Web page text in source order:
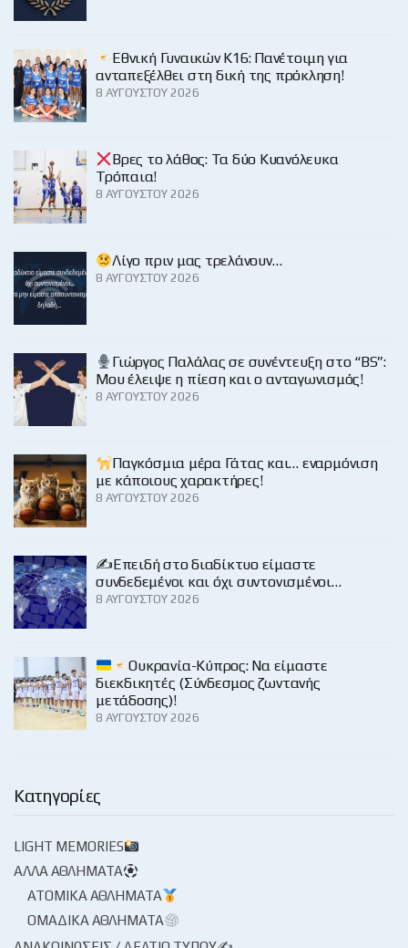
Εθνική Γυναικών Κ16: Πανέτοιμη για
ανταπεξέλθει στη δική της πρόκληση!
8 ΑΥΓΟΎΣΤΟΥ 2026
Βρες το λάθος: Τα δύο Κυανόλευκα
Τρόπαια!
8 ΑΥΓΟΎΣΤΟΥ 2026
Λίγο πριν μας τρελάνουν…
8 ΑΥΓΟΎΣΤΟΥ 2026
Γιώργος Παλάλας σε συνέντευξη στο “BS”:
Μου έλειψε η πίεση και ο ανταγωνισμός!
8 ΑΥΓΟΎΣΤΟΥ 2026
Παγκόσμια μέρα Γάτας και… εναρμόνιση
με κάποιους χαρακτήρες!
8 ΑΥΓΟΎΣΤΟΥ 2026
✍️Επειδή στο διαδίκτυο είμαστε
συνδεδεμένοι και όχι συντονισμένοι…
8 ΑΥΓΟΎΣΤΟΥ 2026
Ουκρανία-Κύπρος: Να είμαστε
διεκδικητές (Σύνδεσμος ζωντανής
μετάδοσης)!
8 ΑΥΓΟΎΣΤΟΥ 2026
Κατηγορίες
LIGHT MEMORIES
ΆΛΛΑ ΑΘΛΉΜΑΤΑ
ΑΤΟΜΙΚΆ ΑΘΛΉΜΑΤΑ
ΟΜΑΔΙΚΆ ΑΘΛΉΜΑΤΑ